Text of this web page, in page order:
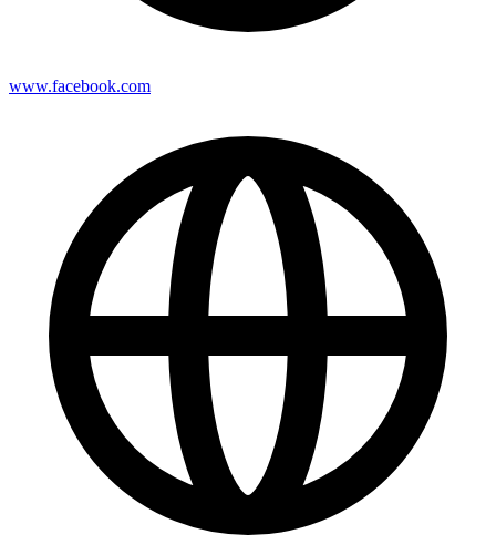
www.facebook.com